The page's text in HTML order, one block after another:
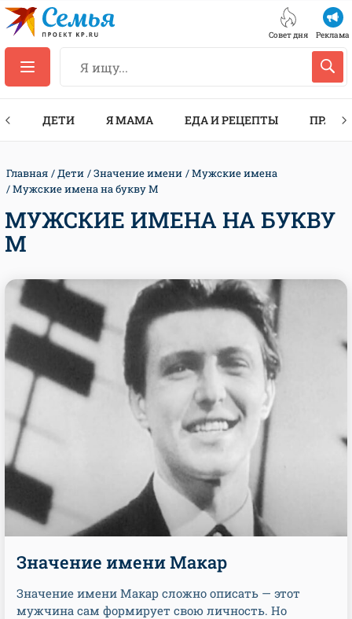
Совет дня Реклама
ДЕТИ Я МАМА ЕДА И РЕЦЕПТЫ
Главная Дети Значение имени
Мужские имена
Мужские имена на букву М
МУЖСКИЕ ИМЕНА НА БУКВУ
М
Значение имени Макар
Значение имени Макар сложно описать — этот
мужчина сам формирует свою личность. Но